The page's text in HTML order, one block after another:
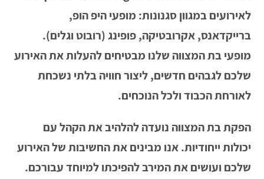
לאירועים במגוון סגנונות: מופעי היפ הופ,
ברייקדאנס, אקרובטיקה, פופינג (רובוט וגלים).
מופעי בת המצווה שלנו מבטיחים להעלות את האירוע
שלכם לגבהים חדשים, ליצור חוויה בלתי נשכחת
לאורחת הכבוד ולכל הנוכחים.
הפקת בת המצווה נועדה להלהיב את הקהל עם
יכולות ייחודיות. אנו מבינים את החשיבות של האירוע
שלכם ועושים את המירב להפיכתו למיוחד עבורכם.